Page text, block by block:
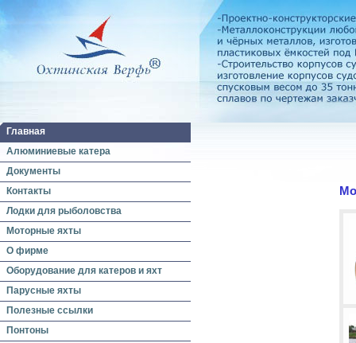
Главная
Алюминиевые катера
Документы
Контакты
Лодки для рыболовства
Моторные яхты
О фирме
Оборудование для катеров и яхт
Парусные яхты
Полезные ссылки
Понтоны